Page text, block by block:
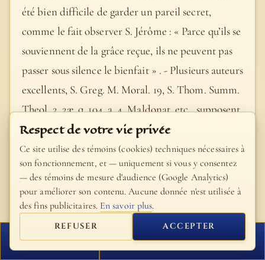
été bien difficile de garder un pareil secret,
comme le fait observer S. Jérôme : « Parce qu’ils se
souviennent de la grâce reçue, ils ne peuvent pas
passer sous silence le bienfait » . - Plusieurs auteurs
excellents, S. Greg. M. Moral. 19, S. Thom. Summ.
Theol. 2. 2æ, q. 104, a. 4, Maldonat, etc., supposent
que Jésus-Christ en pareil cas n’avait pas
l’intention d’intimer un précepte formel, et qu’il
voulait avant tout donner à ses disciples une leçon
d’humilité. - Répandirent sa renommée. Dans le
texte latin, le verbe diffamare s’emploie le plus
souvent en mauvaise part ; mais il est bien évident
FERMER PROCHAIN VERSET
Respect de votre vie privée
Ce site utilise des témoins (cookies) techniques nécessaires à
son fonctionnement, et — uniquement si vous y consentez
— des témoins de mesure d'audience (Google Analytics)
pour améliorer son contenu. Aucune donnée n'est utilisée à
des fins publicitaires. En savoir plus.
REFUSER ACCEPTER